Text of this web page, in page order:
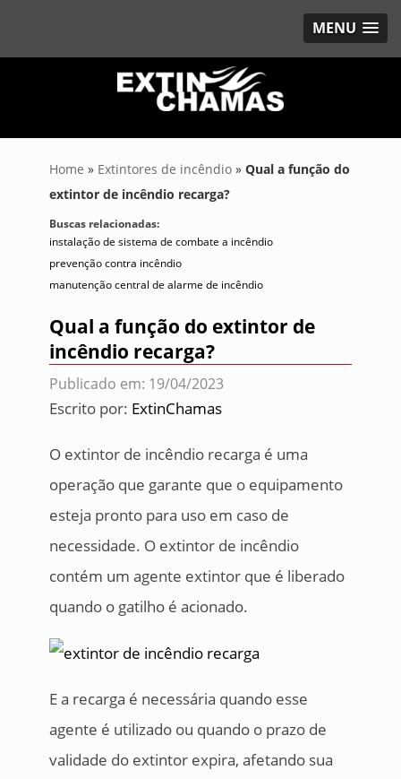
MENU
Home » Extintores de incêndio » Qual a função do
extintor de incêndio recarga?
Buscas relacionadas:
instalação de sistema de combate a incêndio
prevenção contra incêndio
manutenção central de alarme de incêndio
Qual a função do extintor de
incêndio recarga?
Publicado em: 19/04/2023
Escrito por: ExtinChamas
O extintor de incêndio recarga é uma
operação que garante que o equipamento
esteja pronto para uso em caso de
necessidade. O extintor de incêndio
contém um agente extintor que é liberado
quando o gatilho é acionado.
E a recarga é necessária quando esse
agente é utilizado ou quando o prazo de
validade do extintor expira, afetando sua